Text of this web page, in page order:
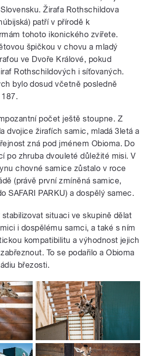
Žirafa Rothschildova
patří v přírodě k
tohoto ikonického zvířete.
špičkou v chovu a mladý
ve Dvoře Králové, pokud
Rothschildových i síťovaných.
bylo dosud včetně posledně
počet ještě stoupne. Z
dvojice žirafích samic, mladá 3letá a
zná pod jménem Obioma. Do
po zhruba dvouleté důležité misi. V
chovné samice zůstalo v roce
(právě první zmíněná samice,
SAFARI PARKU) a dospělý samec.
situaci ve skupině dělat
i dospělému samci, a také s ním
kompatibilitu a výhodnost jejich
To se podařilo a Obioma
březosti.